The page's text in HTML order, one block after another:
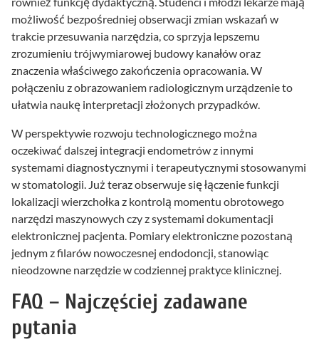
możliwość bezpośredniej obserwacji zmian wskazań w
trakcie przesuwania narzędzia, co sprzyja lepszemu
zrozumieniu trójwymiarowej budowy kanałów oraz
znaczenia właściwego zakończenia opracowania. W
połączeniu z obrazowaniem radiologicznym urządzenie to
ułatwia naukę interpretacji złożonych przypadków.
W perspektywie rozwoju technologicznego można
oczekiwać dalszej integracji endometrów z innymi
systemami diagnostycznymi i terapeutycznymi stosowanymi
w stomatologii. Już teraz obserwuje się łączenie funkcji
lokalizacji wierzchołka z kontrolą momentu obrotowego
narzędzi maszynowych czy z systemami dokumentacji
elektronicznej pacjenta. Pomiary elektroniczne pozostaną
jednym z filarów nowoczesnej endodoncji, stanowiąc
nieodzowne narzędzie w codziennej praktyce klinicznej.
FAQ – Najczęściej zadawane
pytania